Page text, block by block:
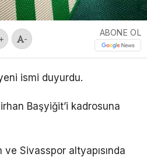
+ -
ABONE OL
ismi duyurdu.
Başyiğit’i kadrosuna
Sivasspor altyapısında